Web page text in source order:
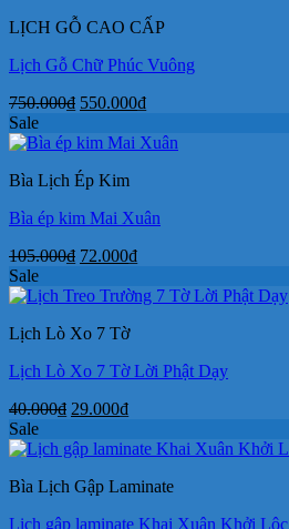
26.000₫.
LỊCH GỖ CAO CẤP
Lịch Gỗ Chữ Phúc Vuông
750.000₫ Giá
là:
550.000₫Giá
tại
Sale
Bìa Lịch Ép Kim
Bìa ép kim Mai Xuân
105.000₫ Giá
là:
72.000₫Giá
tại
Sale
Lịch Lò Xo 7 Tờ
Lịch Lò Xo 7 Tờ Lời Phật Dạy
40.000₫ Giá
là:
29.000₫Giá
tại
29.000₫.
Sale
Bìa Lịch Gập Laminate
Lịch gập laminate Khai Xuân Khởi Lộc